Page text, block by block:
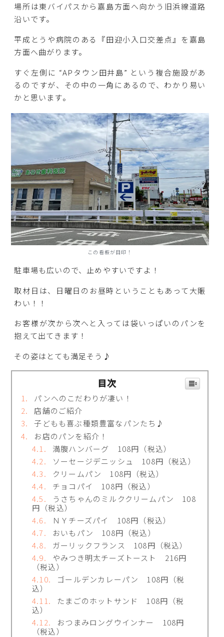
場所は東バイパスから嘉島方面へ向かう旧浜線道路
沿いです。
平成とうや病院のある『田迎小入口交差点』を嘉島
方面へ曲がります。
すぐ左側に “APタウン田井島” という複合施設があ
るのですが、その中の一角にあるので、わかり易い
かと思います。
この看板が目印！
駐車場も広いので、止めやすいですよ！
取材日は、日曜日のお昼時ということもあって大賑
わい！！
お客様が次から次へと入っては袋いっぱいのパンを
抱えて出てきます！
その姿はとても満足そう♪
目次
パンへのこだわりが凄い！
店舗のご紹介
子どもも喜ぶ種類豊富なパンたち♪
お店のパンを紹介！
満腹ハンバーグ 108円（税込）
ソーセージデニッシュ 108円（税込）
クリームパン 108円（税込）
チョコパイ 108円（税込）
うさちゃんのミルククリームパン 108
円（税込）
ＮＹチーズパイ 108円（税込）
おいもパン 108円（税込）
ガーリックフランス 108円（税込）
やみつき明太チーズトースト 216円
（税込）
ゴールデンカレーパン 108円（税
込）
たまごのホットサンド 108円（税
込）
おつまみロングウインナー 108円
（税込）